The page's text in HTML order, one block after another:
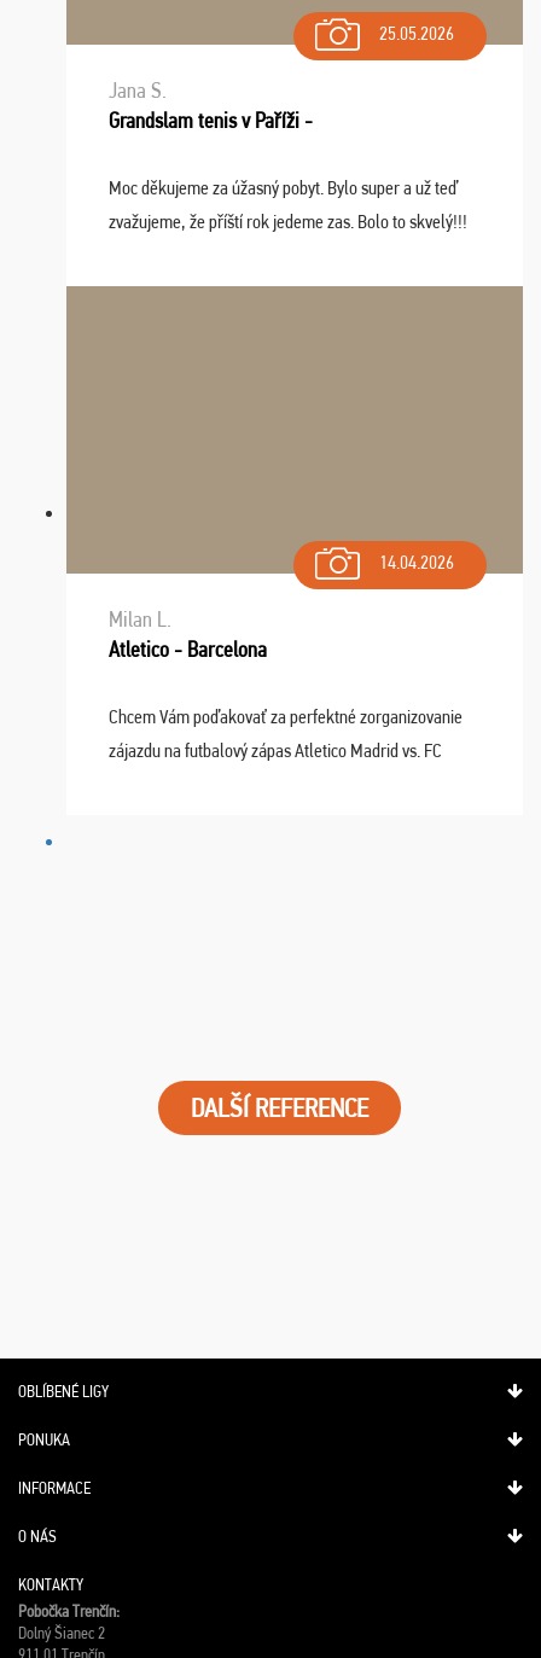
25.05.2026
Jana S.
Grandslam tenis v Paříži -
Moc děkujeme za úžasný pobyt. Bylo super a už teď
zvažujeme, že příští rok jedeme zas. Bolo to skvelý!!!
14.04.2026
Milan L.
Atletico - Barcelona
Chcem Vám poďakovať za perfektné zorganizovanie
zájazdu na futbalový zápas Atletico Madrid vs. FC
DALŠÍ REFERENCE
OBLÍBENÉ LIGY
PONUKA
INFORMACE
O NÁS
KONTAKTY
Pobočka Trenčín:
Dolný Šianec 2